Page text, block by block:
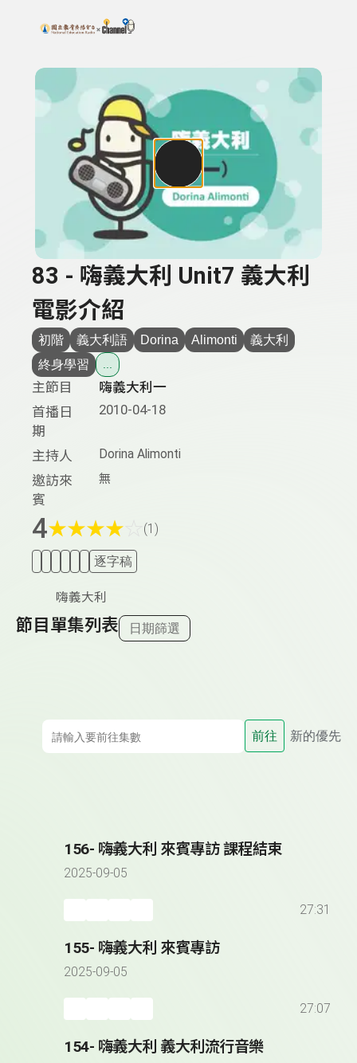
上方功能區塊
搜尋關鍵字：可輸入節目名稱、主持人或關鍵字
83 - 嗨義大利 Unit7 義大利
電影介紹
初階 義大利語 Dorina Alimonti
義大利
終身學習
...
主節目
嗨義大利一
首播日
期
2010-04-18
主持人 Dorina Alimonti
邀訪來
賓
無
4★★★★ (1)
逐字稿
嗨義大利
節目單集列表 日期篩選
前往 新的優先
156- 嗨義大利 來賓專訪 課程結束
2025-09-05
27:31
155- 嗨義大利 來賓專訪
2025-09-05
27:07
154- 嗨義大利 義大利流行音樂